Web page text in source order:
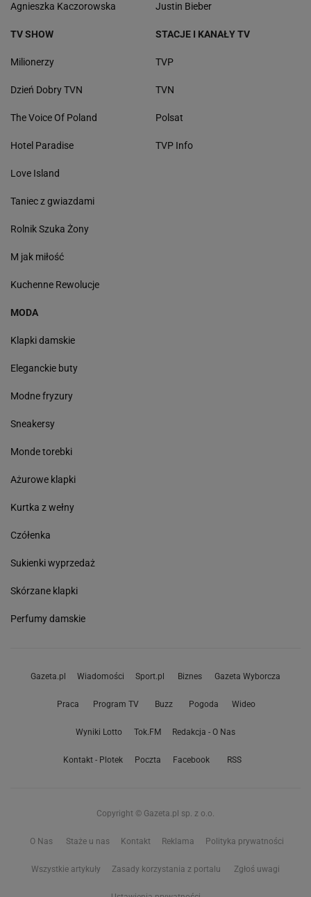
Agnieszka Kaczorowska Justin Bieber
TV SHOW
Milionerzy
Dzień Dobry TVN
The Voice Of Poland
Hotel Paradise
Love Island
Taniec z gwiazdami
Rolnik Szuka Żony
M jak miłość
Kuchenne Rewolucje
STACJE I KANAŁY TV
TVP
TVN
Polsat
TVP Info
MODA
Klapki damskie
Eleganckie buty
Modne fryzury
Sneakersy
Monde torebki
Ażurowe klapki
Kurtka z wełny
Czółenka
Sukienki wyprzedaż
Skórzane klapki
Perfumy damskie
Gazeta.pl Wiadomości Sport.pl Biznes Gazeta Wyborcza
Praca Program TV Buzz Pogoda Wideo
Wyniki Lotto Tok.FM Redakcja - O Nas
Kontakt - Plotek Poczta Facebook RSS
Copyright © Gazeta.pl sp. z o.o.
O Nas Staże u nas Kontakt Reklama Polityka prywatności
Wszystkie artykuły Zasady korzystania z portalu Zgłoś uwagi